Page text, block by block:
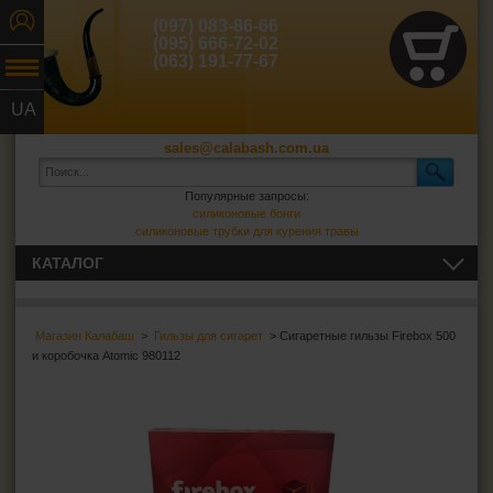
UA
(097) 083-86-66
(095) 666-72-02
(063) 191-77-67
sales@calabash.com.ua
Популярные запросы:
силиконовые бонги
силиконовые трубки для курения травы
Магазин Калабаш > Гильзы для сигарет > Сигаретные гильзы Firebox 500
и коробочка Atomic 980112
КАТАЛОГ
СИГАРЫ, СИГАРИЛЛЫ И ВСЁ ДЛЯ НИХ
Фильтры для самокруток